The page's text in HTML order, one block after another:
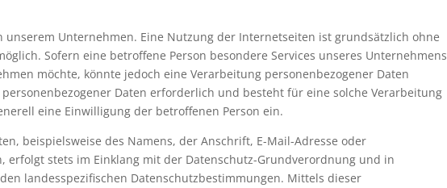
Unternehmen. Eine Nutzung der Internetseiten ist grundsätzlich ohne
Sofern eine betroffene Person besondere Services unseres Unternehmens
möchte, könnte jedoch eine Verarbeitung personenbezogener Daten
Daten erforderlich und besteht für eine solche Verarbeitung
eine Einwilligung der betroffenen Person ein.
beispielsweise des Namens, der Anschrift, E-Mail-Adresse oder
erfolgt stets im Einklang mit der Datenschutz-Grundverordnung und in
landesspezifischen Datenschutzbestimmungen. Mittels dieser